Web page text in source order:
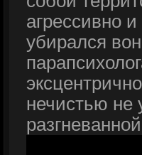
агрессивно
убирался
нечистью не